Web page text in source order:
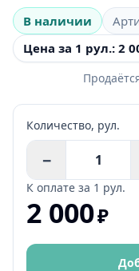
В наличии
Цена за 1 рул.: 2
Количество, рул.
−
К оплате за 1 рул.
2 000₽